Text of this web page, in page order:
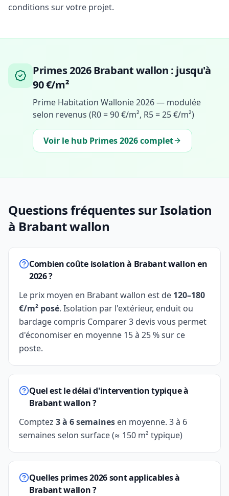
conditions sur votre projet.
Primes 2026 Brabant wallon : jusqu'à
90 €/m²
Prime Habitation Wallonie 2026 — modulée
selon revenus (R0 = 90 €/m², R5 = 25 €/m²)
Voir le hub Primes 2026 complet
Questions fréquentes sur Isolation
à Brabant wallon
Combien coûte isolation à Brabant wallon en
2026 ?
Le prix moyen en Brabant wallon est de 120–180
€/m² posé. Isolation par l'extérieur, enduit ou
bardage compris Comparer 3 devis vous permet
d'économiser en moyenne 15 à 25 % sur ce
poste.
Quel est le délai d'intervention typique à
Brabant wallon ?
Comptez 3 à 6 semaines en moyenne. 3 à 6
semaines selon surface (≈ 150 m² typique)
Quelles primes 2026 sont applicables à
Brabant wallon ?